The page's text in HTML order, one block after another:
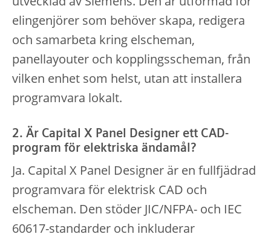
elingenjörer som behöver skapa, redigera
och samarbeta kring elscheman,
panellayouter och kopplingsscheman, från
vilken enhet som helst, utan att installera
programvara lokalt.
2. Är Capital X Panel Designer ett CAD-
program för elektriska ändamål?
Ja. Capital X Panel Designer är en fullfjädrad
programvara för elektrisk CAD och
elscheman. Den stöder JIC/NFPA- och IEC
60617-standarder och inkluderar